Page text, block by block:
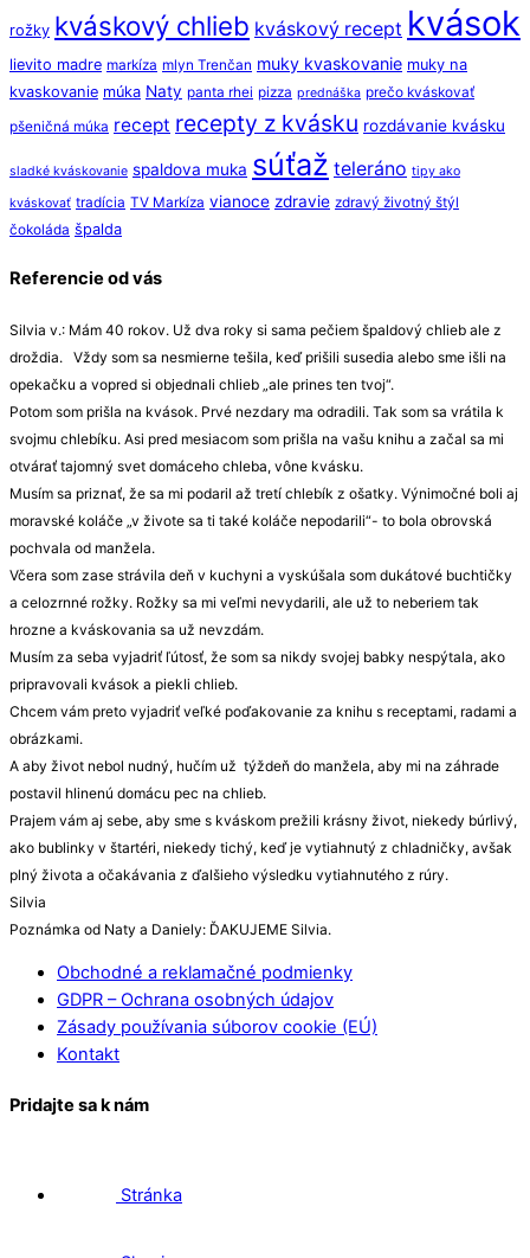
rožky kváskový chlieb kváskový recept kvások
lievito madre markíza mlyn Trenčan muky kvaskovanie muky na
kvaskovanie múka Naty panta rhei pizza prednáška prečo kváskovať
pšeničná múka recept recepty z kvásku rozdávanie kvásku
sladké kváskovanie spaldova muka súťaž teleráno tipy ako
kváskovať tradícia TV Markíza vianoce zdravie zdravý životný štýl
čokoláda špalda
Referencie od vás
Silvia v.: Mám 40 rokov. Už dva roky si sama pečiem špaldový chlieb ale z
droždia. Vždy som sa nesmierne tešila, keď prišili susedia alebo sme išli na
opekačku a vopred si objednali chlieb „ale prines ten tvoj“.
Potom som prišla na kvások. Prvé nezdary ma odradili. Tak som sa vrátila k
svojmu chlebíku. Asi pred mesiacom som prišla na vašu knihu a začal sa mi
otvárať tajomný svet domáceho chleba, vône kvásku.
Musím sa priznať, že sa mi podaril až tretí chlebík z ošatky. Výnimočné boli aj
moravské koláče „v živote sa ti také koláče nepodarili“- to bola obrovská
pochvala od manžela.
Včera som zase strávila deň v kuchyni a vyskúšala som dukátové buchtičky
a celozrnné rožky. Rožky sa mi veľmi nevydarili, ale už to neberiem tak
hrozne a kváskovania sa už nevzdám.
Musím za seba vyjadriť ľútosť, že som sa nikdy svojej babky nespýtala, ako
pripravovali kvások a piekli chlieb.
Chcem vám preto vyjadriť veľké poďakovanie za knihu s receptami, radami a
obrázkami.
A aby život nebol nudný, hučím už týždeň do manžela, aby mi na záhrade
postavil hlinenú domácu pec na chlieb.
Prajem vám aj sebe, aby sme s kváskom prežili krásny život, niekedy búrlivý,
ako bublinky v štartéri, niekedy tichý, keď je vytiahnutý z chladničky, avšak
plný života a očakávania z ďalšieho výsledku vytiahnutého z rúry.
Silvia
Poznámka od Naty a Daniely: ĎAKUJEME Silvia.
Obchodné a reklamačné podmienky
GDPR – Ochrana osobných údajov
Zásady používania súborov cookie (EÚ)
Kontakt
Pridajte sa k nám
Stránka